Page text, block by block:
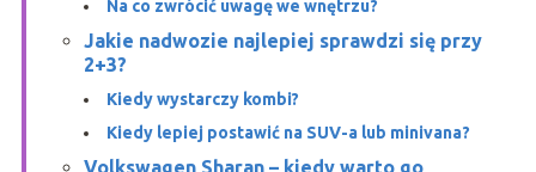
Na co zwrócić uwagę we wnętrzu?
Jakie nadwozie najlepiej sprawdzi się przy
2+3?
Kiedy wystarczy kombi?
Kiedy lepiej postawić na SUV-a lub minivana?
Volkswagen Sharan – kiedy warto go